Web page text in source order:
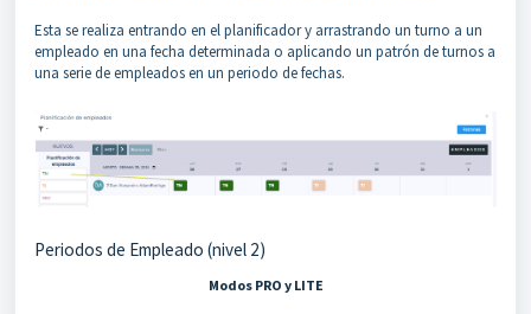
Esta se realiza entrando en el planificador y arrastrando un turno a un
empleado en una fecha determinada o aplicando un patrón de turnos a
una serie de empleados en un periodo de fechas.
Periodos de Empleado (nivel 2)
Modos PRO y LITE